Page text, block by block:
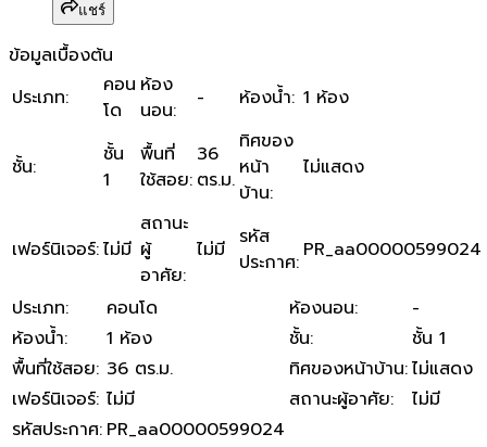
แชร์
ข้อมูลเบื้องต้น
ประเภท:
คอน
โด
ห้อง
นอน: - ห้องน้ำ: 1 ห้อง
ชั้น:
ชั้น
1
พื้นที่
ใช้สอย:
36
ตร.ม.
ทิศของ
หน้า
บ้าน:
ไม่แสดง
เฟอร์นิเจอร์:ไม่มี
สถานะ
ผู้
อาศัย:
ไม่มี รหัส
ประกาศ: PR_aa00000599024
ประเภท: คอนโด ห้องนอน:
-
ห้องน้ำ: 1 ห้อง ชั้น:
ชั้น 1
พื้นที่ใช้สอย: 36 ตร.ม. ทิศของหน้าบ้าน:ไม่แสดง
เฟอร์นิเจอร์: ไม่มี สถานะผู้อาศัย:
ไม่มี
รหัสประกาศ: PR_aa00000599024